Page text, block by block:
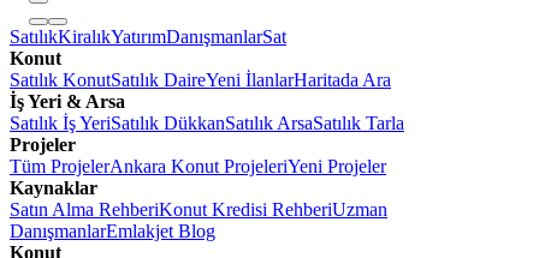
SatılıkKiralıkYatırımDanışmanlarSat
Konut
Satılık KonutSatılık DaireYeni İlanlarHaritada Ara
İş Yeri & Arsa
Satılık İş YeriSatılık DükkanSatılık ArsaSatılık Tarla
Projeler
Tüm ProjelerAnkara Konut ProjeleriYeni Projeler
Kaynaklar
Satın Alma RehberiKonut Kredisi RehberiUzman
DanışmanlarEmlakjet Blog
Konut